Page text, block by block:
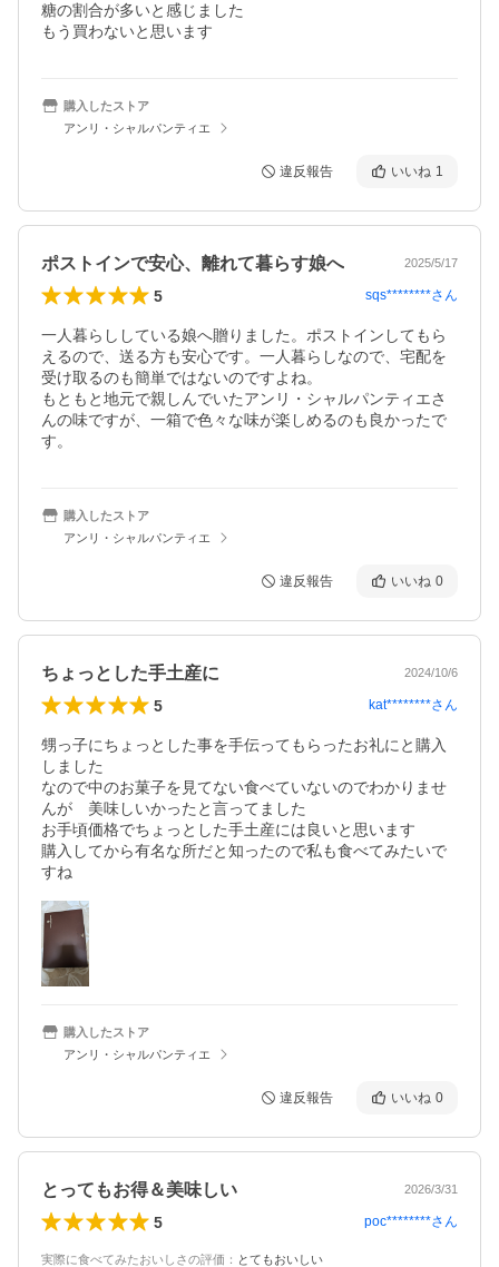
糖の割合が多いと感じました
もう買わないと思います
購入したストア
アンリ・シャルパンティエ
違反報告 いいね 1
ポストインで安心、離れて暮らす娘へ 2025/5/17
5 sqs********さん
一人暮らししている娘へ贈りました。ポストインしてもら
えるので、送る方も安心です。一人暮らしなので、宅配を
受け取るのも簡単ではないのですよね。
もともと地元で親しんでいたアンリ・シャルパンティエさ
んの味ですが、一箱で色々な味が楽しめるのも良かったで
す。
購入したストア
アンリ・シャルパンティエ
違反報告 いいね 0
ちょっとした手土産に 2024/10/6
5 kat********さん
甥っ子にちょっとした事を手伝ってもらったお礼にと購入
しました
なので中のお菓子を見てない食べていないのでわかりませ
んが　美味しいかったと言ってました
お手頃価格でちょっとした手土産には良いと思います
購入してから有名な所だと知ったので私も食べてみたいで
すね
購入したストア
アンリ・シャルパンティエ
違反報告 いいね 0
とってもお得＆美味しい 2026/3/31
5 poc********さん
実際に食べてみたおいしさの評価 ： とてもおいしい